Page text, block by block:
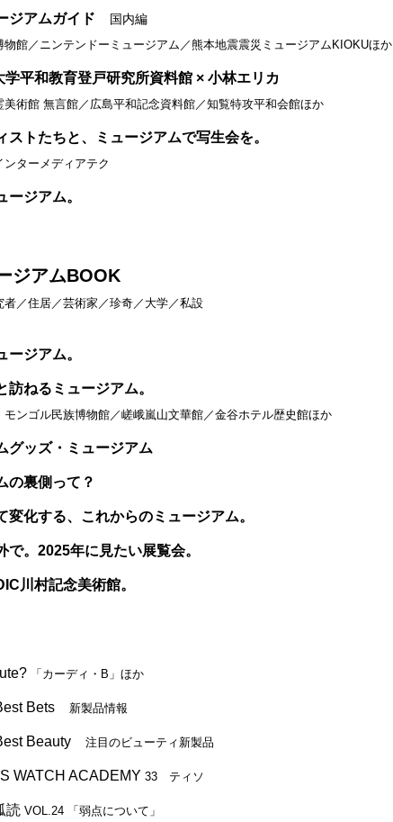
ジアムガイド 国内編
物館／ニンテンドーミュージアム／熊本地震震災ミュージアムKIOKUほか
学平和教育登戸研究所資料館 × 小林エリカ
美術館 無言館／広島平和記念資料館／知覧特攻平和会館ほか
ストたちと、ミュージアムで写生会を。
ンターメディアテク
ージアム。
ジアムBOOK
者／住居／芸術家／珍奇／大学／私設
ージアム。
訪ねるミュージアム。
モンゴル民族博物館／嵯峨嵐山文華館／金谷ホテル歴史館ほか
グッズ・ミュージアム
の裏側って？
変化する、これからのミュージアム。
で。2025年に見たい展覧会。
川村記念美術館。
「カーディ・B」ほか
Bets 新製品情報
Beauty 注目のビューティ新製品
WATCH ACADEMY 33 ティソ
読 VOL.24 「弱点について」